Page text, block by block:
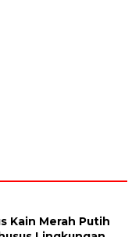
Kain Merah Putih